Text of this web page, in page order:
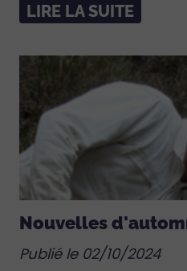
LIRE LA SUITE
Nouvelles
Publié le 02/10/2024